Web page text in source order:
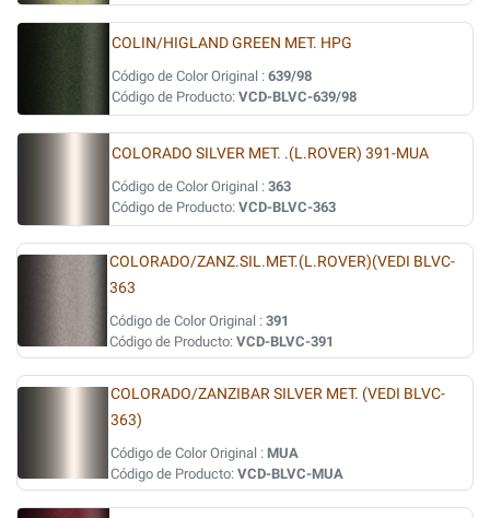
COLIN/HIGLAND GREEN MET. HPG
Código de Color Original : 639/98
Código de Producto: VCD-BLVC-639/98
COLORADO SILVER MET. .(L.ROVER) 391-MUA
Código de Color Original : 363
Código de Producto: VCD-BLVC-363
COLORADO/ZANZ.SIL.MET.(L.ROVER)(VEDI BLVC-
363
Código de Color Original : 391
Código de Producto: VCD-BLVC-391
COLORADO/ZANZIBAR SILVER MET. (VEDI BLVC-
363)
Código de Color Original : MUA
Código de Producto: VCD-BLVC-MUA